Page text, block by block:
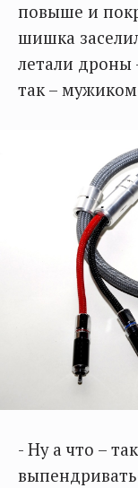
повыше и
шишка
летали дроны
так –
- Ну а что –